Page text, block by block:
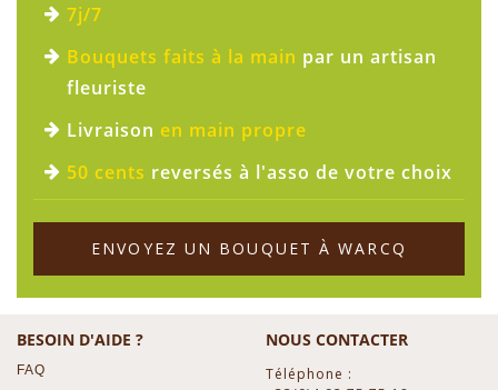
7j/7
Bouquets faits à la main par un artisan
fleuriste
Livraison en main propre
50 cents reversés à l'asso de votre choix
ENVOYEZ UN BOUQUET À WARCQ
BESOIN D'AIDE ?
FAQ
NOUS CONTACTER
Téléphone :